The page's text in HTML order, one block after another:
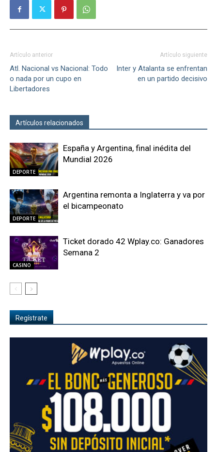
Artículo anterior
Atl. Nacional vs Nacional: Todo
o nada por un cupo en
Libertadores
Artículo siguiente
Inter y Atalanta se enfrentan
en un partido decisivo
Artículos relacionados
DEPORTE
España y Argentina, final inédita del
Mundial 2026
DEPORTE
Argentina remonta a Inglaterra y va por
el bicampeonato
CASINO
Ticket dorado 42 Wplay.co: Ganadores
Semana 2
Regístrate